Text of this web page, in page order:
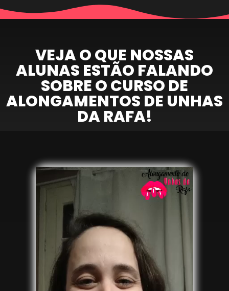
VEJA O QUE NOSSAS
ALUNAS ESTÃO FALANDO
SOBRE O CURSO DE
ALONGAMENTOS DE UNHAS
DA RAFA!